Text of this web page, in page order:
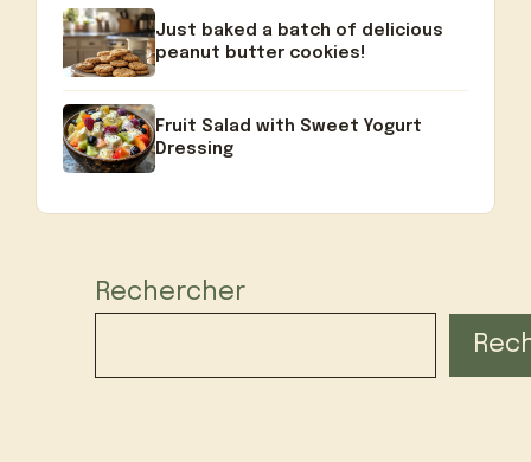
Just baked a batch of delicious
peanut butter cookies!
Fruit Salad with Sweet Yogurt
Dressing
Rechercher